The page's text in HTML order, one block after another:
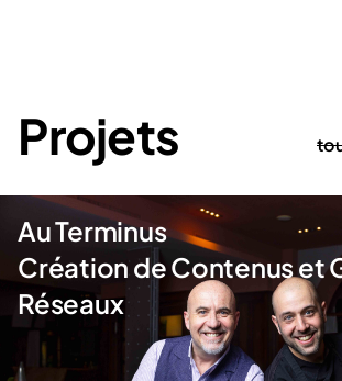
Projets
Au Terminus
Création de Contenus et
Réseaux